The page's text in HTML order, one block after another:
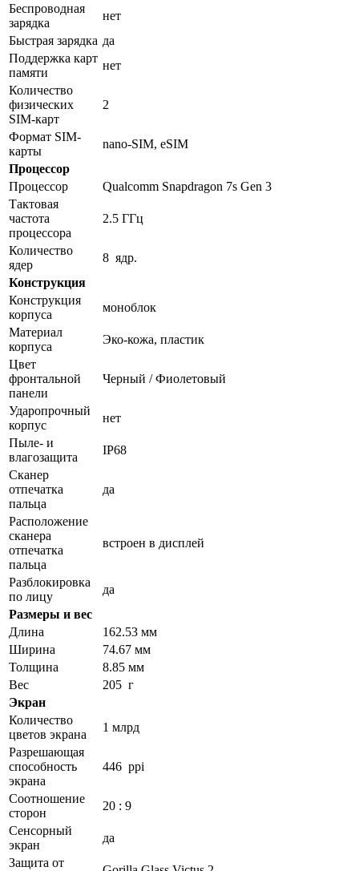
Беспроводная
зарядка
нет
Быстрая зарядка да
Поддержка карт
памяти
нет
Количество
физических
SIM-карт
2
Формат SIM-
карты
nano-SIM, eSIM
Процессор
Процессор
Qualcomm Snapdragon 7s Gen 3
Тактовая
частота
процессора
2.5 ГГц
Количество
ядер
8 ядр.
Конструкция
Конструкция
корпуса
моноблок
Материал
корпуса
Эко-кожа, пластик
Цвет
фронтальной
панели
Черный / Фиолетовый
Ударопрочный
корпус
нет
Пыле- и
влагозащита
IP68
Сканер
отпечатка
пальца
да
Расположение
сканера
отпечатка
пальца
встроен в дисплей
Разблокировка
по лицу
да
Размеры и вес
Длина
162.53 мм
Ширина
74.67 мм
Толщина
8.85 мм
Вес
205 г
Экран
Количество
цветов экрана
1 млрд
Разрешающая
способность
экрана
446 ppi
Соотношение
сторон
20 : 9
Сенсорный
экран
да
Защита от